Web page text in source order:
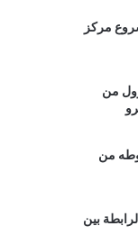
مركز
من
من
بين